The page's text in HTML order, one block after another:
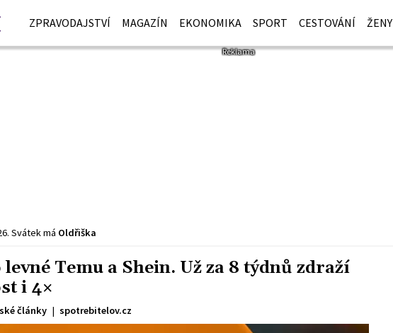
ZPRAVODAJSTVÍ MAGAZÍN EKONOMIKA SPORT CESTOVÁNÍ ŽENY
. Svátek má Oldřiška
Temu a Shein. Už za 8 týdnů zdraží
i 4×
články | spotrebitelov.cz